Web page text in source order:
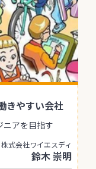
きやすい会社
ニアを目指す
株式会社ワイエスディ
鈴木 崇明